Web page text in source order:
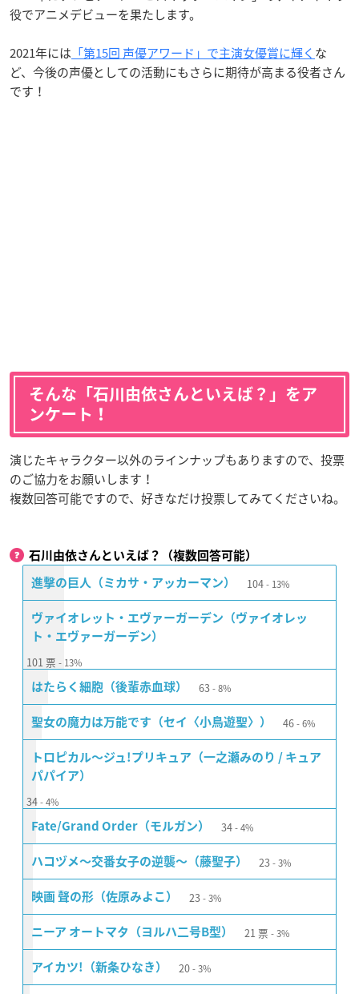
役でアニメデビューを果たします。
2021年には 「第15回 声優アワード」で主演女優賞に輝く な
ど、今後の声優としての活動にもさらに期待が高まる役者さん
です！
そんな「石川由依さんといえば？」をア
ンケート！
演じたキャラクター以外のラインナップもありますので、投票
のご協力をお願いします！
複数回答可能ですので、好きなだけ投票してみてくださいね。
石川由依さんといえば？（複数回答可能）
進撃の巨人（ミカサ・アッカーマン） 104 13%
ヴァイオレット・エヴァーガーデン（ヴァイオレッ
ト・エヴァーガーデン）
101 票 13%
はたらく細胞（後輩赤血球） 63 8%
聖女の魔力は万能です（セイ〈小鳥遊聖〉） 46 6%
トロピカル〜ジュ!プリキュア（一之瀬みのり / キュア
パパイア）
34 4%
Fate/Grand Order（モルガン） 34 4%
ハコヅメ〜交番女子の逆襲〜（藤聖子） 23 3%
映画 聲の形（佐原みよこ） 23 3%
ニーア オートマタ（ヨルハ二号B型） 21 票 3%
アイカツ!（新条ひなき） 20 3%